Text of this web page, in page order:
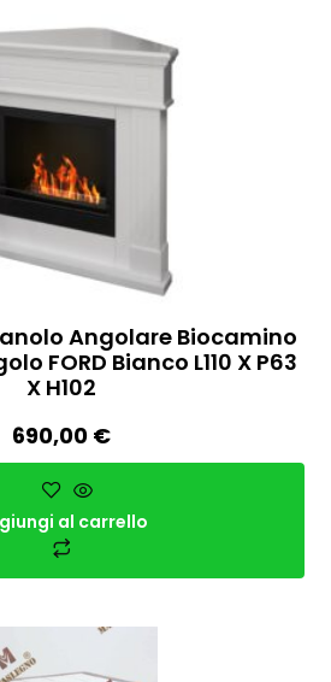
Angolare Biocamino
FORD Bianco L110 X P63
X H102
690,00 €
al carrello